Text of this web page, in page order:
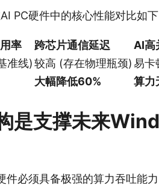
PC硬件中的核心性能对比如下
率 跨芯片通信延迟
AI高
准线)较高 (存在物理瓶颈)易卡
大幅降低60% 算力
是支撑未来
件必须具备极强的算力吞吐能